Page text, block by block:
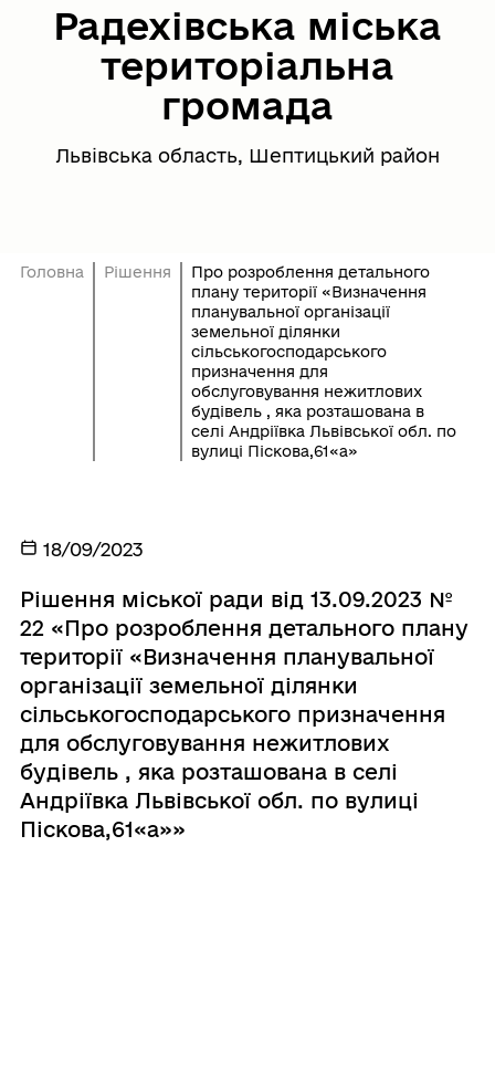
Радехівська міська
територіальна
громада
Львівська область, Шептицький район
Головна Рішення
Про розроблення детального
плану території «Визначення
планувальної організації
земельної ділянки
сільськогосподарського
призначення для
обслуговування нежитлових
будівель , яка розташована в
селі Андріївка Львівської обл. по
вулиці Піскова,61«а»
18/09/2023
Рішення міської ради від 13.09.2023 №
22 «Про розроблення детального плану
території «Визначення планувальної
організації земельної ділянки
сільськогосподарського призначення
для обслуговування нежитлових
будівель , яка розташована в селі
Андріївка Львівської обл. по вулиці
Піскова,61«а»»